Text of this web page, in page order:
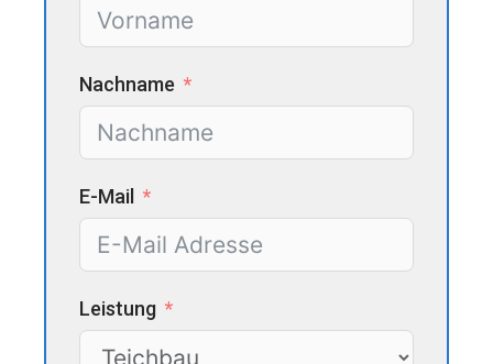
Nachname
E-Mail
Leistung